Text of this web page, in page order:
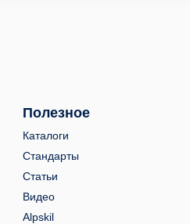
Полезное
Каталоги
Стандарты
Статьи
Видео
Alpskil